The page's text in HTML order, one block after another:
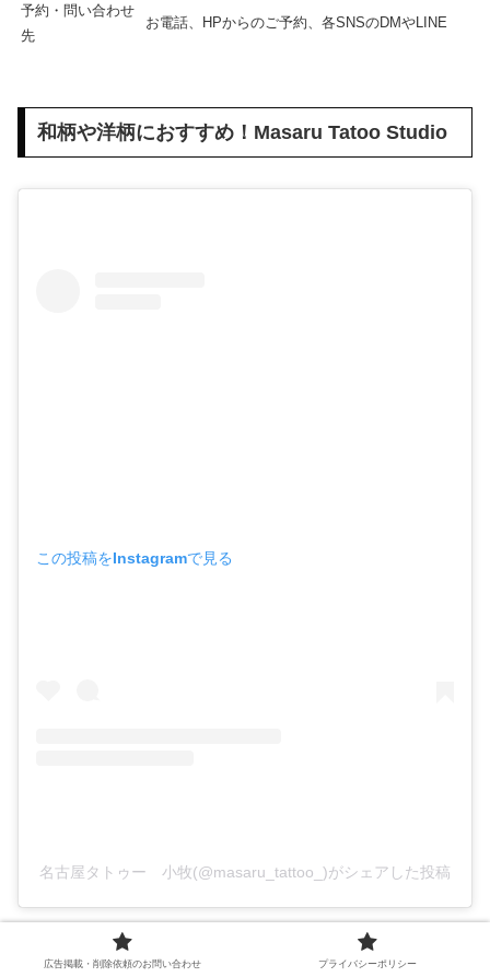
予約・問い合わせ
先
お電話、HPからのご予約、各SNSのDMやLINE
和柄や洋柄におすすめ！Masaru Tatoo Studio
この投稿をInstagramで見る
名古屋タトゥー 小牧(@masaru_tattoo_)がシェアした投稿
広告掲載・削除依頼のお問い合わせ プライバシーポリシー